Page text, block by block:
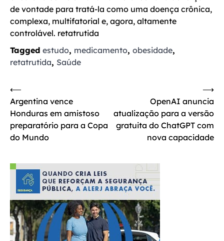
de vontade para tratá-la como uma doença crônica,
complexa, multifatorial e, agora, altamente
controlável. retatrutida
Tagged estudo, medicamento, obesidade,
retatrutida, Saúde
Navegação
de
Post
⟵
Argentina vence
Honduras em amistoso
preparatório para a Copa
do Mundo
OpenAI anuncia
atualização para a versão
gratuita do ChatGPT com
nova capacidade
⟶